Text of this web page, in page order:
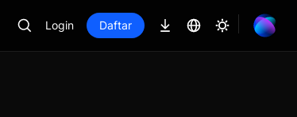
Login Daftar